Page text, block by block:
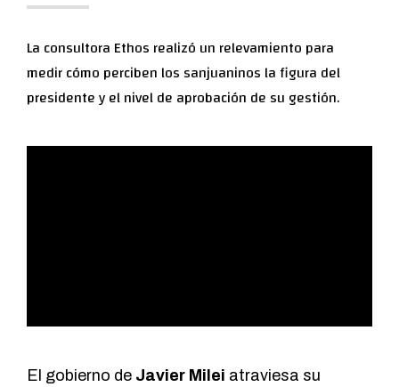
La consultora Ethos realizó un relevamiento para
medir cómo perciben los sanjuaninos la figura del
presidente y el nivel de aprobación de su gestión.
El gobierno de Javier Milei atraviesa su